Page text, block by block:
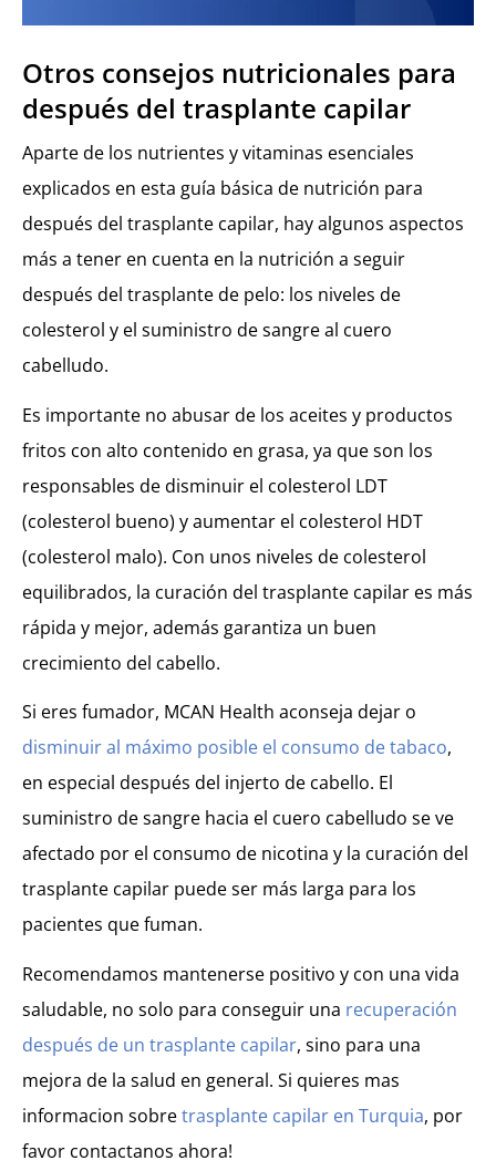
Otros consejos nutricionales para
después del trasplante capilar
Aparte de los nutrientes y vitaminas esenciales
explicados en esta guía básica de nutrición para
después del trasplante capilar, hay algunos aspectos
más a tener en cuenta en la nutrición a seguir
después del trasplante de pelo: los niveles de
colesterol y el suministro de sangre al cuero
cabelludo.
Es importante no abusar de los aceites y productos
fritos con alto contenido en grasa, ya que son los
responsables de disminuir el colesterol LDT
(colesterol bueno) y aumentar el colesterol HDT
(colesterol malo). Con unos niveles de colesterol
equilibrados, la curación del trasplante capilar es más
rápida y mejor, además garantiza un buen
crecimiento del cabello.
Si eres fumador, MCAN Health aconseja dejar o
disminuir al máximo posible el consumo de tabaco,
en especial después del injerto de cabello. El
suministro de sangre hacia el cuero cabelludo se ve
afectado por el consumo de nicotina y la curación del
trasplante capilar puede ser más larga para los
pacientes que fuman.
Recomendamos mantenerse positivo y con una vida
saludable, no solo para conseguir una recuperación
después de un trasplante capilar, sino para una
mejora de la salud en general. Si quieres mas
informacion sobretrasplante capilar en Turquia, por
favor contactanos ahora!